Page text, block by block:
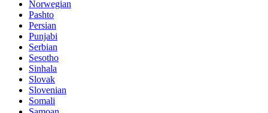
Norwegian
Pashto
Persian
Punjabi
Serbian
Sesotho
Sinhala
Slovak
Slovenian
Somali